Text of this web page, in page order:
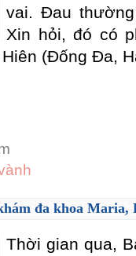
vai. Đau
Xin hỏi, đó có
(Đống Đa,
đa khoa Maria,
Thời gian qua,